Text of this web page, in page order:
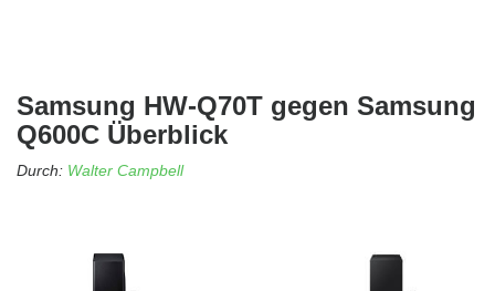
Samsung HW-Q70T gegen Samsung
Q600C Überblick
Durch: Walter Campbell